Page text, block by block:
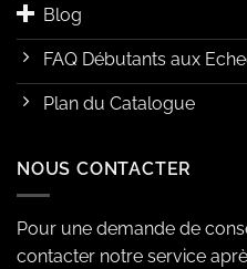
Blog
FAQ Débutants aux
Plan du Catalogue
NOUS CONTACTER
Pour une demande de
contacter notre service